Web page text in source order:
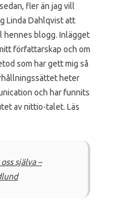
fler än jag vill
Linda Dahlqvist att
hennes blogg. Inlägget
författarskap och om
som har gett mig så
heter
och har funnits
av nittio-talet. Läs
själva –